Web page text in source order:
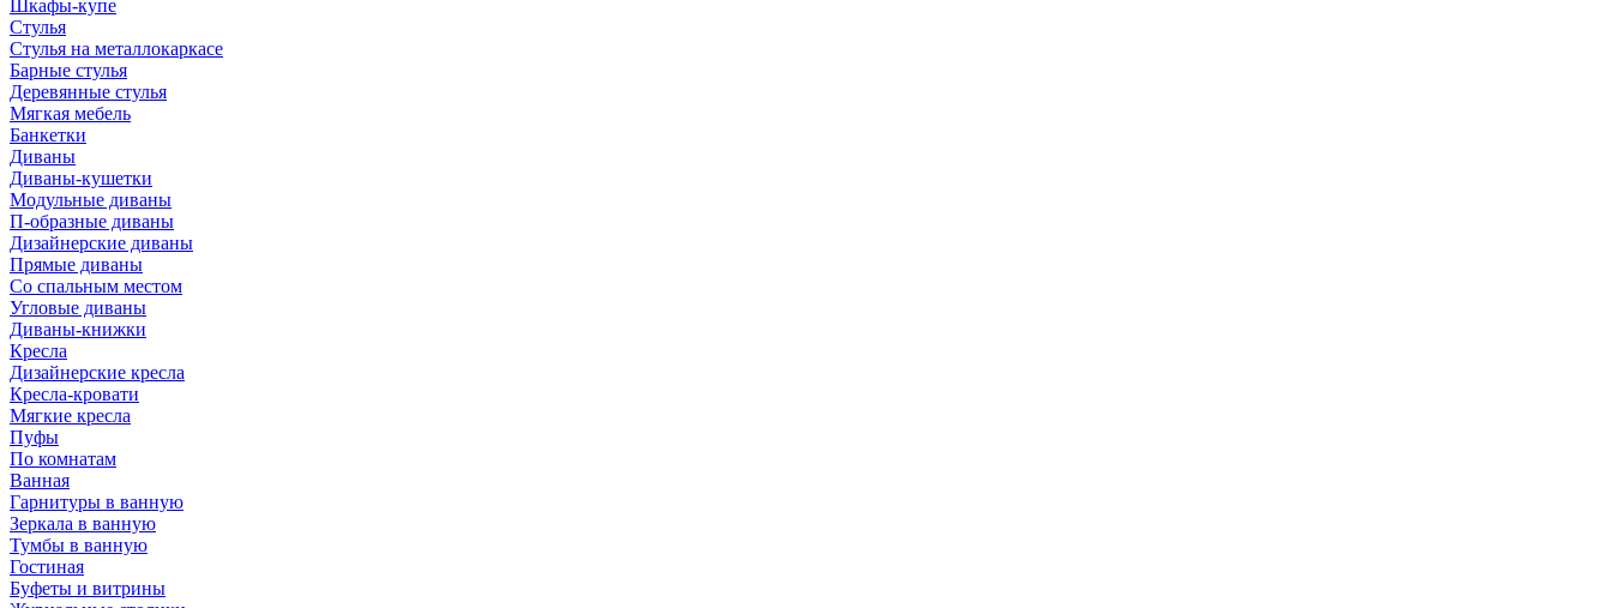
Шкафы-купе
Стулья
Стулья на металлокаркасе
Барные стулья
Деревянные стулья
Мягкая мебель
Банкетки
Диваны
Диваны-кушетки
Модульные диваны
П-образные диваны
Дизайнерские диваны
Прямые диваны
Со спальным местом
Угловые диваны
Диваны-книжки
Кресла
Дизайнерские кресла
Кресла-кровати
Мягкие кресла
Пуфы
По комнатам
Ванная
Гарнитуры в ванную
Зеркала в ванную
Тумбы в ванную
Гостиная
Буфеты и витрины